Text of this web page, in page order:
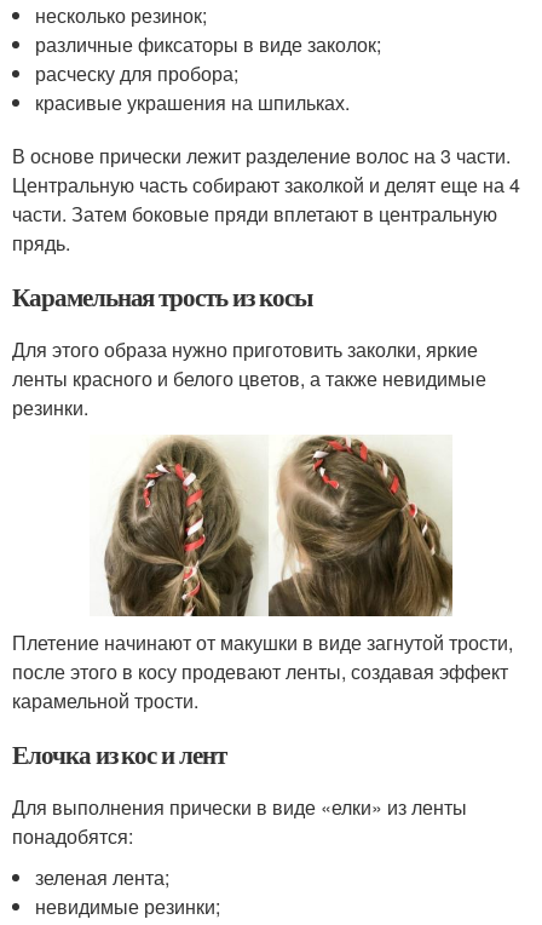
несколько резинок;
различные фиксаторы в виде заколок;
расческу для пробора;
красивые украшения на шпильках.
В основе прически лежит разделение волос на 3 части.
Центральную часть собирают заколкой и делят еще на 4
части. Затем боковые пряди вплетают в центральную
прядь.
Карамельная трость из косы
Для этого образа нужно приготовить заколки, яркие
ленты красного и белого цветов, а также невидимые
резинки.
Плетение начинают от макушки в виде загнутой трости,
после этого в косу продевают ленты, создавая эффект
карамельной трости.
Елочка из кос и лент
Для выполнения прически в виде «елки» из ленты
понадобятся:
зеленая лента;
невидимые резинки;